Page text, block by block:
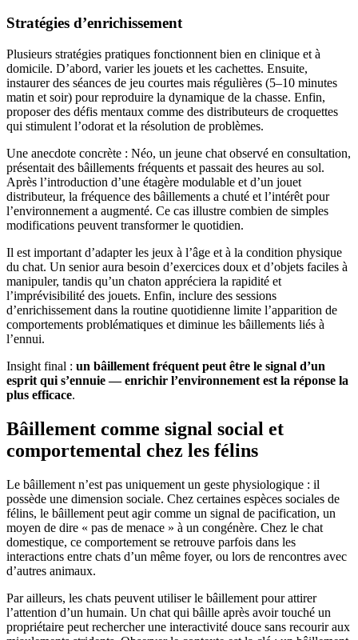
Stratégies d’enrichissement
Plusieurs stratégies pratiques fonctionnent bien en clinique et à
domicile. D’abord, varier les jouets et les cachettes. Ensuite,
instaurer des séances de jeu courtes mais régulières (5–10 minutes
matin et soir) pour reproduire la dynamique de la chasse. Enfin,
proposer des défis mentaux comme des distributeurs de croquettes
qui stimulent l’odorat et la résolution de problèmes.
Une anecdote concrète : Néo, un jeune chat observé en consultation,
présentait des bâillements fréquents et passait des heures au sol.
Après l’introduction d’une étagère modulable et d’un jouet
distributeur, la fréquence des bâillements a chuté et l’intérêt pour
l’environnement a augmenté. Ce cas illustre combien de simples
modifications peuvent transformer le quotidien.
Il est important d’adapter les jeux à l’âge et à la condition physique
du chat. Un senior aura besoin d’exercices doux et d’objets faciles à
manipuler, tandis qu’un chaton appréciera la rapidité et
l’imprévisibilité des jouets. Enfin, inclure des sessions
d’enrichissement dans la routine quotidienne limite l’apparition de
comportements problématiques et diminue les bâillements liés à
l’ennui.
Insight final : un bâillement fréquent peut être le signal d’un
esprit qui s’ennuie — enrichir l’environnement est la réponse la
plus efficace.
Bâillement comme signal social et
comportemental chez les félins
Le bâillement n’est pas uniquement un geste physiologique : il
possède une dimension sociale. Chez certaines espèces sociales de
félins, le bâillement peut agir comme un signal de pacification, un
moyen de dire « pas de menace » à un congénère. Chez le chat
domestique, ce comportement se retrouve parfois dans les
interactions entre chats d’un même foyer, ou lors de rencontres avec
d’autres animaux.
Par ailleurs, les chats peuvent utiliser le bâillement pour attirer
l’attention d’un humain. Un chat qui bâille après avoir touché un
propriétaire peut rechercher une interactivité douce sans recourir aux